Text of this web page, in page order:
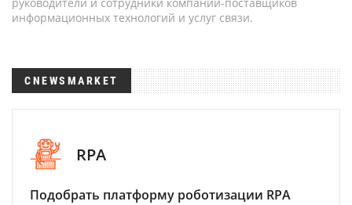
информационных технологий и услуг связи.
CNEWSMARKET
RPA
Подобрать платформу роботизации RPA